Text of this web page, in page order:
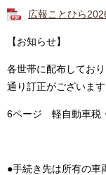
広報ことひら
【お知らせ】
各世帯に配布してお
通り訂正がございます
6ページ 軽自動車税
●手続き先は所有の車